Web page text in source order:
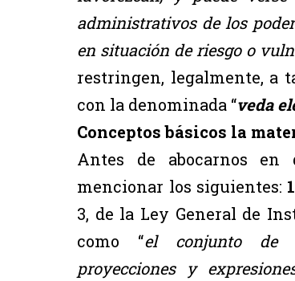
administrativos de los
en situación de riesgo o
restringen, legalmente, a
con la denominada “veda
Conceptos básicos la
Antes de abocarnos en
mencionar los siguientes:
3, de la Ley General de
como “el conjunto de
proyecciones y